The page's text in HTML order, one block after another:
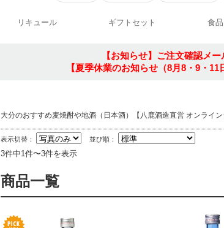
リキュール ギフトセット 食品
【お知らせ】ご注文確認メ
【夏季休業のお知らせ（8月8・9・11
大分のおすすめ麦焼酎や地酒（日本酒）【八鹿酒造直営 オンライン
表示切替： 並び順：
3件中1件〜3件を表示
商品一覧